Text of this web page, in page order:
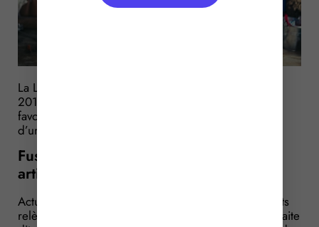
La Loi de Financement de la sécurité Sociale pour
2017 prévoit des dispositions qui s’avèrent plutôt
favorables aux artisans et commerçants bénéficiant
d’une pension d’invalidité : lesquelles ?
Fusion des régimes de retraite des
artisans et des commerçants
Actuellement, les artisans, industriels et commerçants
relèvent de deux régimes distincts au titre de la retraite